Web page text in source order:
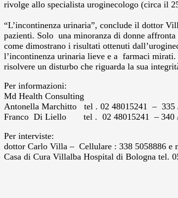
rivolge allo specialista uroginecologo (circa il
“L’incontinenza urinaria”, conclude il dottor
pazienti. Solo una minoranza di donne
come dimostrano i risultati ottenuti
l’incontinenza urinaria lieve e a farmaci
risolvere un disturbo che riguarda la sua
Per informazioni:
Md Health Consulting
Antonella Marchitto tel . 02 48015241 – 335
Franco Di Liello tel . 02 48015241 – 340 /
Per interviste:
dottor Carlo Villa – Cellulare : 338 5058886
Casa di Cura Villalba Hospital di Bologna tel.